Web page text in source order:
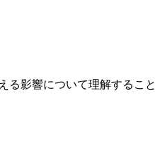
る影響について理解すること